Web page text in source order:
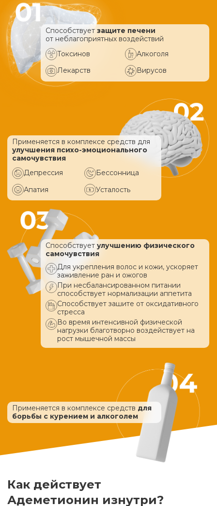
Способствует защите печени
от неблагоприятных воздействий
Токсинов
Алкоголя
Лекарств
Вирусов
Применяется в комплексе средств для
улучшения психо-эмоционального
самочувствия
Депрессия
Бессонница
Апатия
Усталость
Способствует улучшению физического
самочувствия
Для укрепления волос и кожи, ускоряет
заживление ран и ожогов
При несбалансированном питании
способствует нормализации аппетита
Способствует зашите от оксидативного
стресса
Во время интенсивной физической
нагрузки благотворно воздействует на
рост мышечной массы
Применяется в комплексе средств для
борьбы с курением и алкоголем
Как действует
Адеметионин изнутри?